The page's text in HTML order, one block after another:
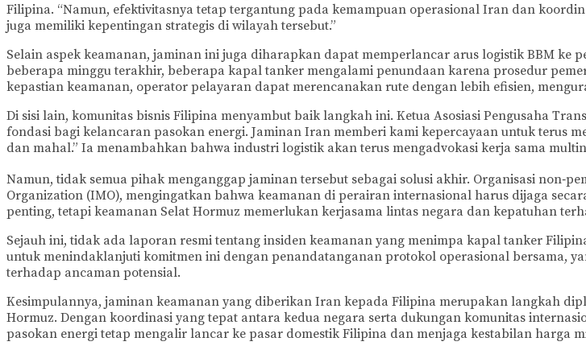
Filipina. “Namun, efektivitasnya tetap tergantung pada kemampuan operasional Iran dan
juga memiliki kepentingan strategis di wilayah tersebut.”
Selain aspek keamanan, jaminan ini juga diharapkan dapat memperlancar arus logistik BBM ke
beberapa minggu terakhir, beberapa kapal tanker mengalami penundaan karena prosedur
kepastian keamanan, operator pelayaran dapat merencanakan rute dengan lebih efisien,
Di sisi lain, komunitas bisnis Filipina menyambut baik langkah ini. Ketua Asosiasi Pengusaha
fondasi bagi kelancaran pasokan energi. Jaminan Iran memberi kami kepercayaan untuk terus
dan mahal.” Ia menambahkan bahwa industri logistik akan terus mengadvokasi kerja sama
Namun, tidak semua pihak menganggap jaminan tersebut sebagai solusi akhir. Organisasi
Organization (IMO), mengingatkan bahwa keamanan di perairan internasional harus dijaga
penting, tetapi keamanan Selat Hormuz memerlukan kerjasama lintas negara dan kepatuhan
Sejauh ini, tidak ada laporan resmi tentang insiden keamanan yang menimpa kapal tanker
untuk menindaklanjuti komitmen ini dengan penandatanganan protokol operasional bersama,
terhadap ancaman potensial.
Kesimpulannya, jaminan keamanan yang diberikan Iran kepada Filipina merupakan langkah
Hormuz. Dengan koordinasi yang tepat antara kedua negara serta dukungan komunitas
pasokan energi tetap mengalir lancar ke pasar domestik Filipina dan menjaga kestabilan harga